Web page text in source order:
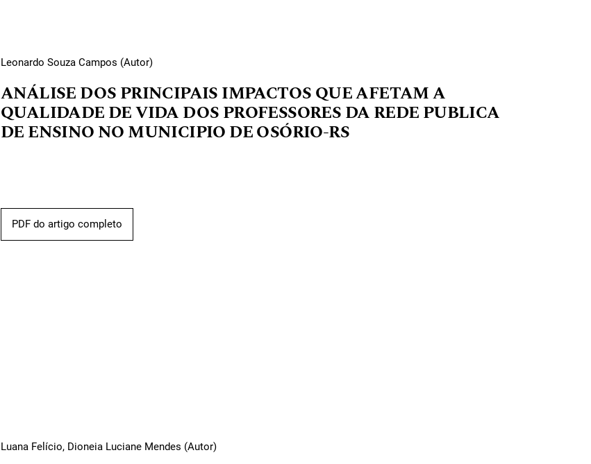
Leonardo Souza Campos (Autor)
ANÁLISE DOS PRINCIPAIS IMPACTOS QUE AFETAM A
QUALIDADE DE VIDA DOS PROFESSORES DA REDE PUBLICA
DE ENSINO NO MUNICIPIO DE OSÓRIO-RS
PDF do artigo completo
Luana Felício, Dioneia Luciane Mendes (Autor)